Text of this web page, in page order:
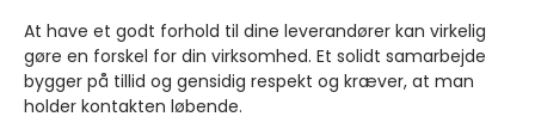
At have et godt forhold til dine leverandører kan virkelig
gøre en forskel for din virksomhed. Et solidt samarbejde
bygger på tillid og gensidig respekt og kræver, at man
holder kontakten løbende.